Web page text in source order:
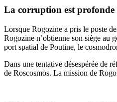
La corruption est profonde
Lorsque Rogozine a pris le poste
Rogozine n’obtienne son siège au
port spatial de Poutine, le
Dans une tentative désespérée de
de Roscosmos. La mission de